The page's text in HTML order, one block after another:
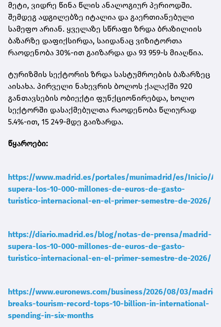
მეტი, ვიდრე წინა წლის ანალოგიურ პერიოდში.
შემდეგ ადგილებზე იტალია და გაერთიანებული
სამეფო არიან. ყველაზე სწრაფი ზრდა ბრაზილიის
ბაზარზე დაფიქსირდა, საიდანაც ვიზიტორთა
რაოდენობა 30%-ით გაიზარდა და 93 959-ს მიაღწია.
ტურიზმის სექტორის ზრდა სასტუმროების ბაზარზეც
აისახა. პირველი ნახევრის ბოლოს ქალაქში 920
განთავსების ობიექტი ფუნქციონირებდა, ხოლო
სექტორში დასაქმებულთა რაოდენობა წლიურად
5.4%-ით, 15 249-მდე გაიზარდა.
წყაროები:
https://www.madrid.es/portales/munimadrid/es/Inicio/
supera-los-10-000-millones-de-euros-de-gasto-
turistico-internacional-en-el-primer-semestre-de-2026/
https://diario.madrid.es/blog/notas-de-prensa/madrid-
supera-los-10-000-millones-de-euros-de-gasto-
turistico-internacional-en-el-primer-semestre-de-2026/
https://www.euronews.com/business/2026/08/03/madrid-
breaks-tourism-record-tops-10-billion-in-international-
spending-in-six-months